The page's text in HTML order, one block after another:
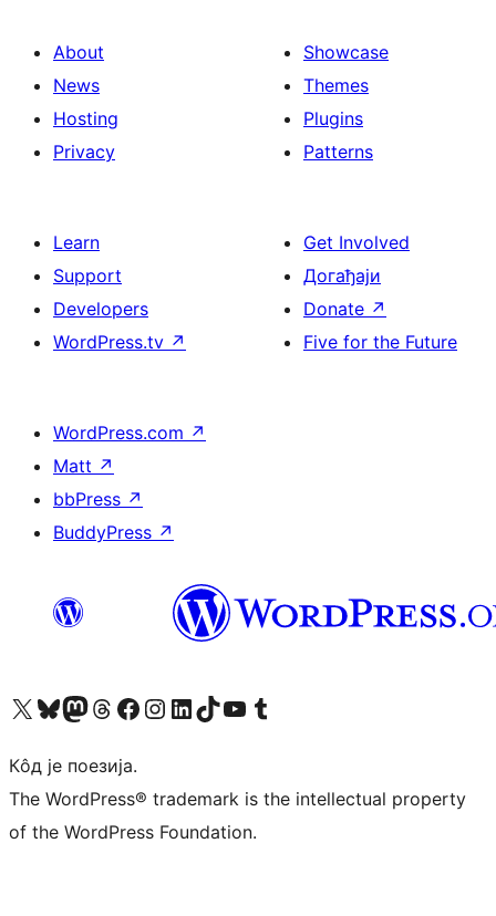
About
News
Hosting
Privacy
Showcase
Themes
Plugins
Patterns
Learn
Support
Developers
WordPress.tv ↗
Get Involved
Догађаји
Donate ↗
Five for the Future
WordPress.com ↗
Matt ↗
bbPress ↗
BuddyPress ↗
Visit our X (formerly Twitter) account
Посетите наш Bluesky налог
Visit our Mastodon account
Посетите наш налог на Threads-у Visit our Facebook page
Посетите наш Инстаграм налог
Visit our LinkedIn account
Посетите наш TikTok налог
Visit our YouTube channel
Посетите наш Tumblr налог
Кôд је поезија.
The WordPress® trademark is the intellectual property
of the WordPress Foundation.